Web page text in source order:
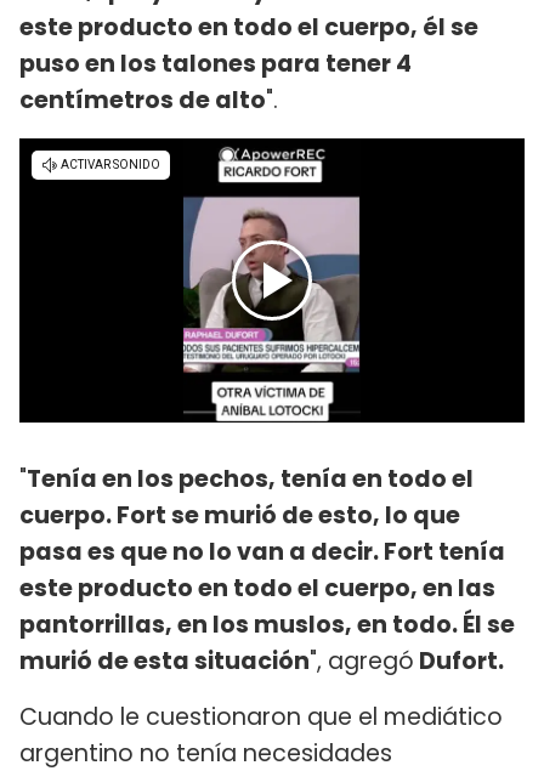
este producto en todo el cuerpo, él se
puso en los talones para tener 4
centímetros de alto".
"Tenía en los pechos, tenía en todo el
cuerpo. Fort se murió de esto, lo que
pasa es que no lo van a decir. Fort tenía
este producto en todo el cuerpo, en las
pantorrillas, en los muslos, en todo. Él se
murió de esta situación", agregó Dufort.
Cuando le cuestionaron que el mediático
argentino no tenía necesidades